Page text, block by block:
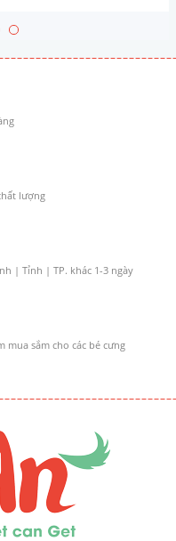
lượng
| Tỉnh | TP. khác 1-3 ngày
mua sắm cho các bé cưng